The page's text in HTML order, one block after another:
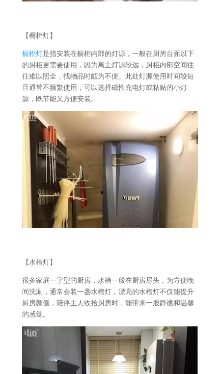
【橱柜灯】
橱柜灯是指安装在橱柜内部的灯源，一般在厨房台面以下
的厨柜更需要使用，因为离主灯源较远，厨柜内部空间往
往难以照全，找物品时颇为不便。此处灯源使用时间较短
且通常不频繁使用，可以选择磁性充电灯或粘贴的小灯
源，既节能又方便安装。
【水槽灯】
很多家庭一字型的厨房，水槽一般在厨房尽头，为方便晚
间洗涮，通常会装一盏水槽灯，漂亮的水槽灯不仅能提升
厨房颜值，陪伴主人收拾厨房时，能带来一股静谧和温馨
的感觉。